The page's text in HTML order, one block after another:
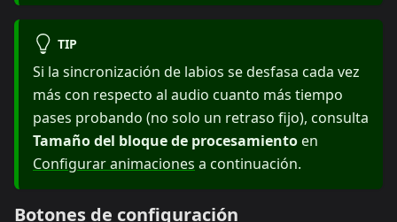
TIP
Si la sincronización de labios se desfasa cada vez
más con respecto al audio cuanto más tiempo
pases probando (no solo un retraso fijo), consulta
Tamaño del bloque de procesamientoen
Configurar animaciones a continuación.
Botones de configuración